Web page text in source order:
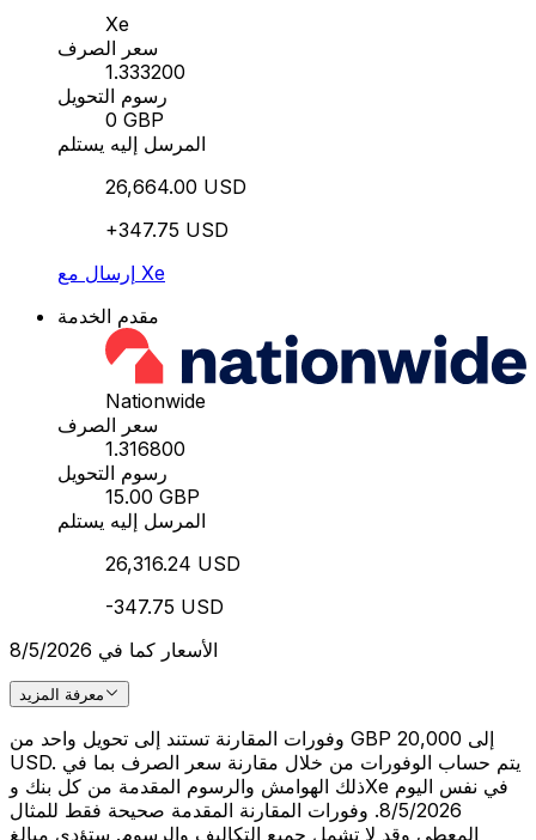
Xe
سعر الصرف
1.333200
رسوم التحويل
0 GBP
المرسل إليه يستلم
26,664.00 USD
+347.75 USD
إرسال مع Xe
مقدم الخدمة
Nationwide
سعر الصرف
1.316800
رسوم التحويل
15.00 GBP
المرسل إليه يستلم
26,316.24 USD
-347.75 USD
الأسعار كما في 8/5/2026
معرفة المزيد
وفورات المقارنة تستند إلى تحويل واحد من GBP 20,000 إلى
USD. يتم حساب الوفورات من خلال مقارنة سعر الصرف بما في
ذلك الهوامش والرسوم المقدمة من كل بنك وXe في نفس اليوم
8/5/2026. وفورات المقارنة المقدمة صحيحة فقط للمثال
المعطى وقد لا تشمل جميع التكاليف والرسوم. ستؤدي مبالغ